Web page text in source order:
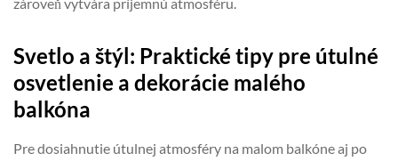
Svetlo a štýl: Praktické tipy pre útulné
osvetlenie a dekorácie malého
balkóna
Pre dosiahnutie útulnej atmosféry na malom balkóne aj po